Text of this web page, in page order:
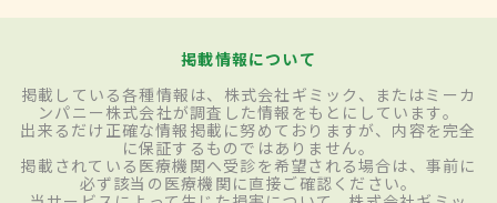
掲載情報について
掲載している各種情報は、株式会社ギミック、またはミーカ
ンパニー株式会社が調査した情報をもとにしています。
出来るだけ正確な情報掲載に努めておりますが、内容を完全
に保証するものではありません。
掲載されている医療機関へ受診を希望される場合は、事前に
必ず該当の医療機関に直接ご確認ください。